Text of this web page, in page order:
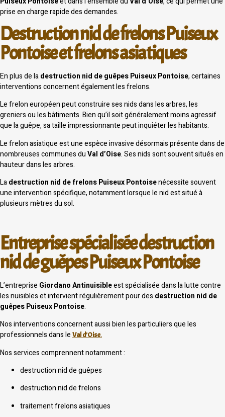
prise en charge rapide des demandes.
Destruction nid de frelons Puiseux
Pontoise et frelons asiatiques
En plus de ladestruction nid de guêpes Puiseux Pontoise, certaines
interventions concernent également les frelons.
Le frelon européen peut construire ses nids dans les arbres, les
greniers ou les bâtiments. Bien qu’il soit généralement moins agressif
que la guêpe, sa taille impressionnante peut inquiéter les habitants.
Le frelon asiatique est une espèce invasive désormais présente dans de
nombreuses communes duVal d’Oise. Ses nids sont souvent situés en
hauteur dans les arbres.
Ladestruction nid de frelons Puiseux Pontoisenécessite souvent
une intervention spécifique, notamment lorsque le nid est situé à
plusieurs mètres du sol.
Entreprise spécialisée destruction
nid de guêpes Puiseux Pontoise
L’entreprise Giordano Antinuisibleest spécialisée dans la lutte contre
les nuisibles et intervient régulièrement pour des destruction nid de
guêpes Puiseux Pontoise.
Nos interventions concernent aussi bien les particuliers que les
professionnels dans le Val d’Oise.
Nos services comprennent notamment :
destruction nid de guêpes
destruction nid de frelons
traitement frelons asiatiques